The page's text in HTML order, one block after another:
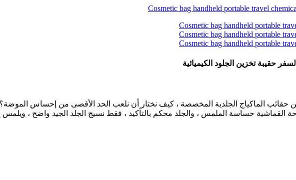
حقيبة تخزين الجلود الكيميائية
حقائب الماكياج الجلدية المخصصة ، كيف نختار أن نلعب الحد الأقصى من إحساس
القماشية حساسة الملمس ، والجلد محكم بالتأكيد ، فقط نسيج الجلد الجيد واضح ،